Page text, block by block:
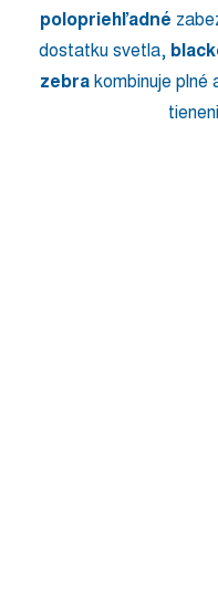
polopriehľadné
dostatku svetla,
zebrakombinuje plné